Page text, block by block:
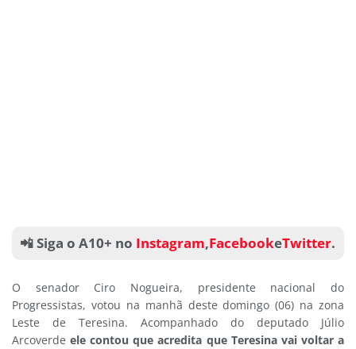
📲 Siga o A10+ no Instagram,FacebookeTwitter.
O senador Ciro Nogueira, presidente nacional do
Progressistas, votou na manhã deste domingo (06) na zona
Leste de Teresina. Acompanhado do deputado Júlio
Arcoverde ele contou que acredita que Teresina vai voltar a